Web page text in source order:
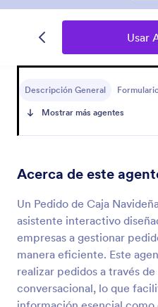
Usar
Descripción General
Mostrar más agentes
Acerca de este
Un Pedido de Caja
asistente interactivo
empresas a gestionar
manera eficiente. Este
realizar pedidos a través
conversacional, lo que